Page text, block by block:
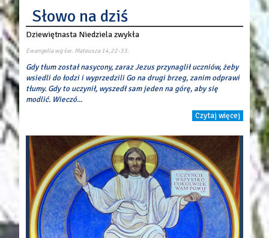
tel./fax 22 7220250
mail:par.objawieniapanskiego@gmail.com
Konto parafii
Alior Bank
Słowo na dziś
Dziewiętnasta Niedziela zwykła
Ewangelia wg św. Mateusza14,22-33.
Gdy tłum został nasycony, zaraz Jezus przynaglił uczniów, żeby
wsiedli do łodzi i wyprzedzili Go na drugi brzeg, zanim odprawi
tłumy. Gdy to uczynił, wyszedł sam jeden na górę, aby się
modlić. Wieczó...
Czytaj więcej